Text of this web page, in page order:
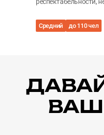
респектабельности,
Средний до 110 чел